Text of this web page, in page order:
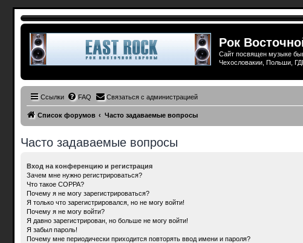
Рок
Сайт посвящен музыке
Чехословакии, Польши,
Ссылки FAQ Связаться с администрацией
Список форумов Часто задаваемые вопросы
Часто задаваемые вопросы
Вход на конференцию и регистрация
Зачем мне нужно регистрироваться?
Что такое COPPA?
Почему я не могу зарегистрироваться?
Я только что зарегистрировался, но не могу войти!
Почему я не могу войти?
Я давно зарегистрирован, но больше не могу войти!
Я забыл пароль!
Почему мне периодически приходится повторять ввод имени и пароля?